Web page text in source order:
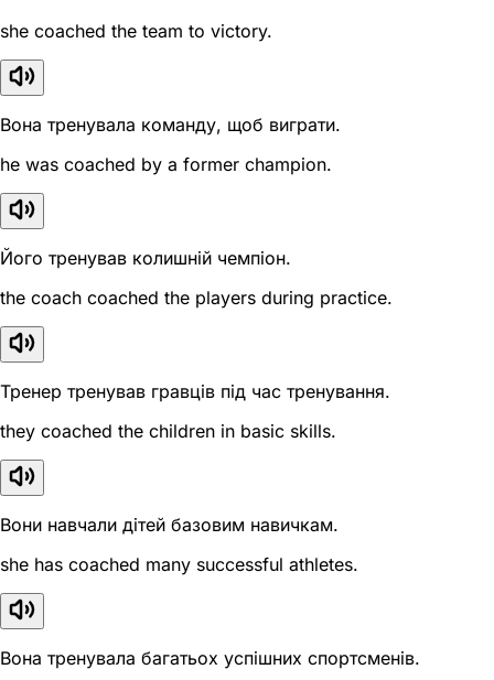
she coached the team to victory.
Вона тренувала команду, щоб виграти.
he was coached by a former champion.
Його тренував колишній чемпіон.
the coach coached the players during practice.
Тренер тренував гравців під час тренування.
they coached the children in basic skills.
Вони навчали дітей базовим навичкам.
she has coached many successful athletes.
Вона тренувала багатьох успішних спортсменів.